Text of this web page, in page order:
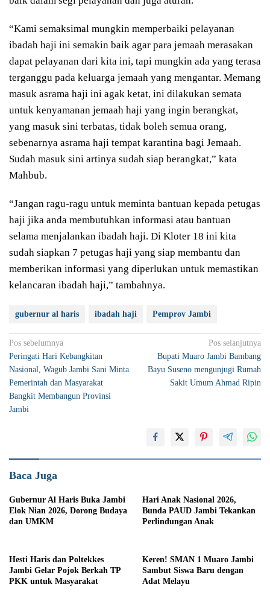
“Kami semaksimal mungkin memperbaiki pelayanan
ibadah haji ini semakin baik agar para jemaah merasakan
dapat pelayanan dari kita ini, tapi mungkin ada yang terasa
terganggu pada keluarga jemaah yang mengantar. Memang
masuk asrama haji ini agak ketat, ini dilakukan semata
untuk kenyamanan jemaah haji yang ingin berangkat,
yang masuk sini terbatas, tidak boleh semua orang,
sebenarnya asrama haji tempat karantina bagi Jemaah.
Sudah masuk sini artinya sudah siap berangkat,” kata
Mahbub.
“Jangan ragu-ragu untuk meminta bantuan kepada petugas
haji jika anda membutuhkan informasi atau bantuan
selama menjalankan ibadah haji. Di Kloter 18 ini kita
sudah siapkan 7 petugas haji yang siap membantu dan
memberikan informasi yang diperlukan untuk memastikan
kelancaran ibadah haji,” tambahnya.
gubernur al haris ibadah haji Pemprov Jambi
Navigasi
pos
Pos sebelumnya
Peringati Hari Kebangkitan
Nasional, Wagub Jambi Sani Minta
Pemerintah dan Masyarakat
Bangkit Membangun Provinsi
Jambi
Pos selanjutnya
Bupati Muaro Jambi Bambang
Bayu Suseno mengunjugi Rumah
Sakit Umum Ahmad Ripin
Baca Juga
Gubernur Al Haris Buka Jambi
Elok Nian 2026, Dorong Budaya
dan UMKM
Hari Anak Nasional 2026,
Bunda PAUD Jambi Tekankan
Perlindungan Anak
Hesti Haris dan Poltekkes
Jambi Gelar Pojok Berkah TP
PKK untuk Masyarakat
Keren! SMAN 1 Muaro Jambi
Sambut Siswa Baru dengan
Adat Melayu